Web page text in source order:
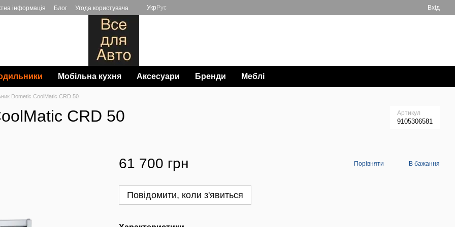
інформація Блог Угода користувача Укр Рус Вхід
Мобільна кухня Аксесуари Бренди Меблі
Dometic CoolMatic CRD 50
CRD 50 Артикул
9105306581
61 700 грн Порівняти В бажання
Повідомити, коли з'явиться